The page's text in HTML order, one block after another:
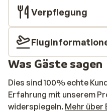
Verpflegung
Was Gäste sagen
Dies sind 100% echte
Erfahrung mit unserem
widerspiegeln. Mehr über